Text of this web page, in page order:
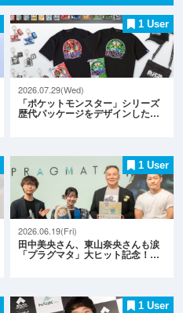
1 User
2026.07.29(Wed)
「ポケットモンスター」シリーズ
歴代パッケージをデザインした…
1 User
2026.06.19(Fri)
田中美央さん、東山奈央さんも涙
「プラグマタ」大ヒット記念！…
1 User